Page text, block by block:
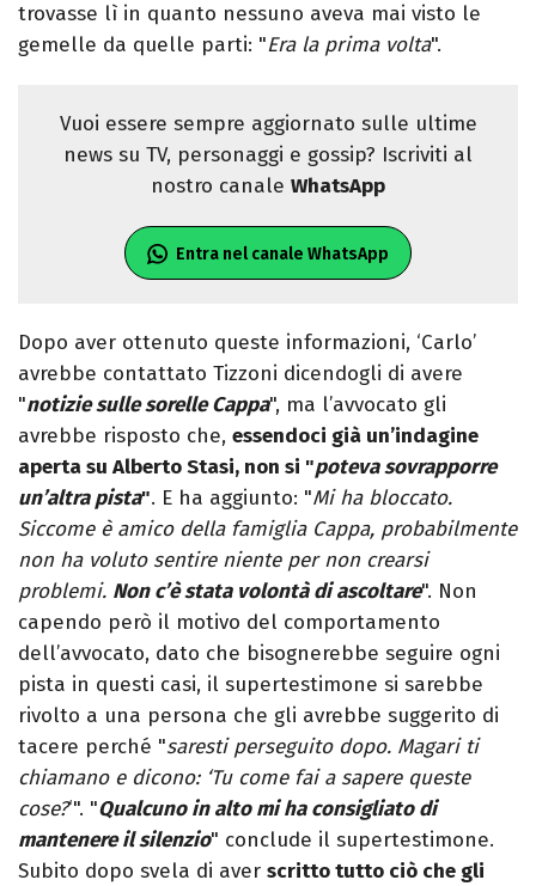
trovasse lì in quanto nessuno aveva mai visto le
gemelle da quelle parti: "Era la prima volta".
Vuoi essere sempre aggiornato sulle ultime
news su TV, personaggi e gossip? Iscriviti al
nostro canale WhatsApp
Entra nel canale WhatsApp
Dopo aver ottenuto queste informazioni, ‘Carlo’
avrebbe contattato Tizzoni dicendogli di avere
"notizie sulle sorelle Cappa", ma l’avvocato gli
avrebbe risposto che, essendoci già un’indagine
aperta su Alberto Stasi, non si "poteva sovrapporre
un’altra pista". E ha aggiunto: "Mi ha bloccato.
Siccome è amico della famiglia Cappa, probabilmente
non ha voluto sentire niente per non crearsi
problemi. Non c’è stata volontà di ascoltare". Non
capendo però il motivo del comportamento
dell’avvocato, dato che bisognerebbe seguire ogni
pista in questi casi, il supertestimone si sarebbe
rivolto a una persona che gli avrebbe suggerito di
tacere perché "saresti perseguito dopo. Magari ti
chiamano e dicono: ‘Tu come fai a sapere queste
cose?‘". "Qualcuno in alto mi ha consigliato di
mantenere il silenzio" conclude il supertestimone.
Subito dopo svela di aver scritto tutto ciò che gli